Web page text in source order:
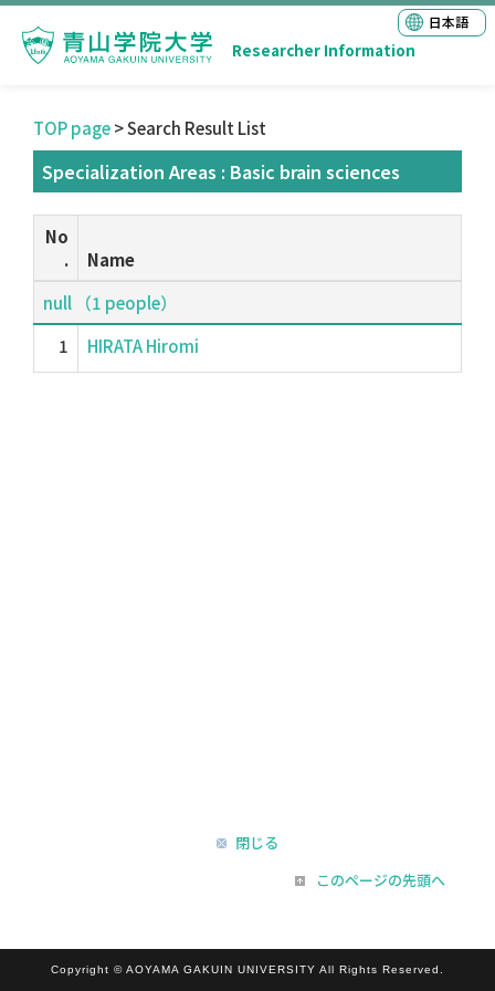
Researcher Information
日本語
TOP page> Search Result List
Specialization Areas : Basic brain sciences
No
.
Name
null （1 people）
1
HIRATA Hiromi
閉じる
このページの先頭へ
Copyright © AOYAMA GAKUIN UNIVERSITY All Rights Reserved.